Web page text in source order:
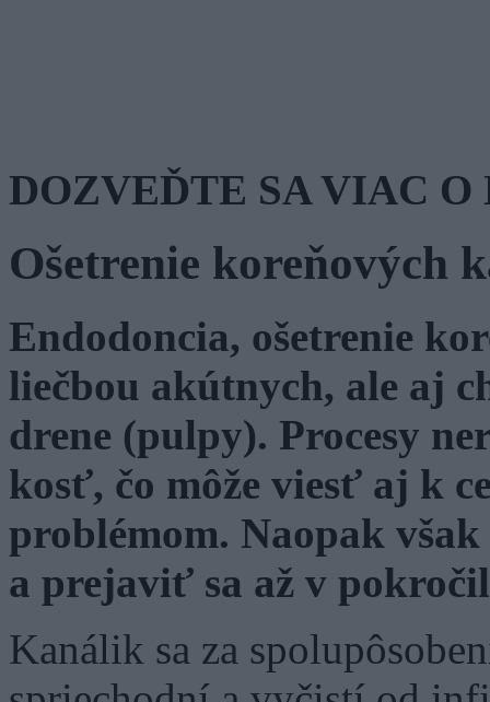
DOZVEĎTE SA VIAC
Ošetrenie koreňových
Endodoncia, ošetrenie
liečbou akútnych, ale aj
drene (pulpy). Procesy
kosť, čo môže viesť aj k
problémom. Naopak
a prejaviť sa až v
Kanálik sa za